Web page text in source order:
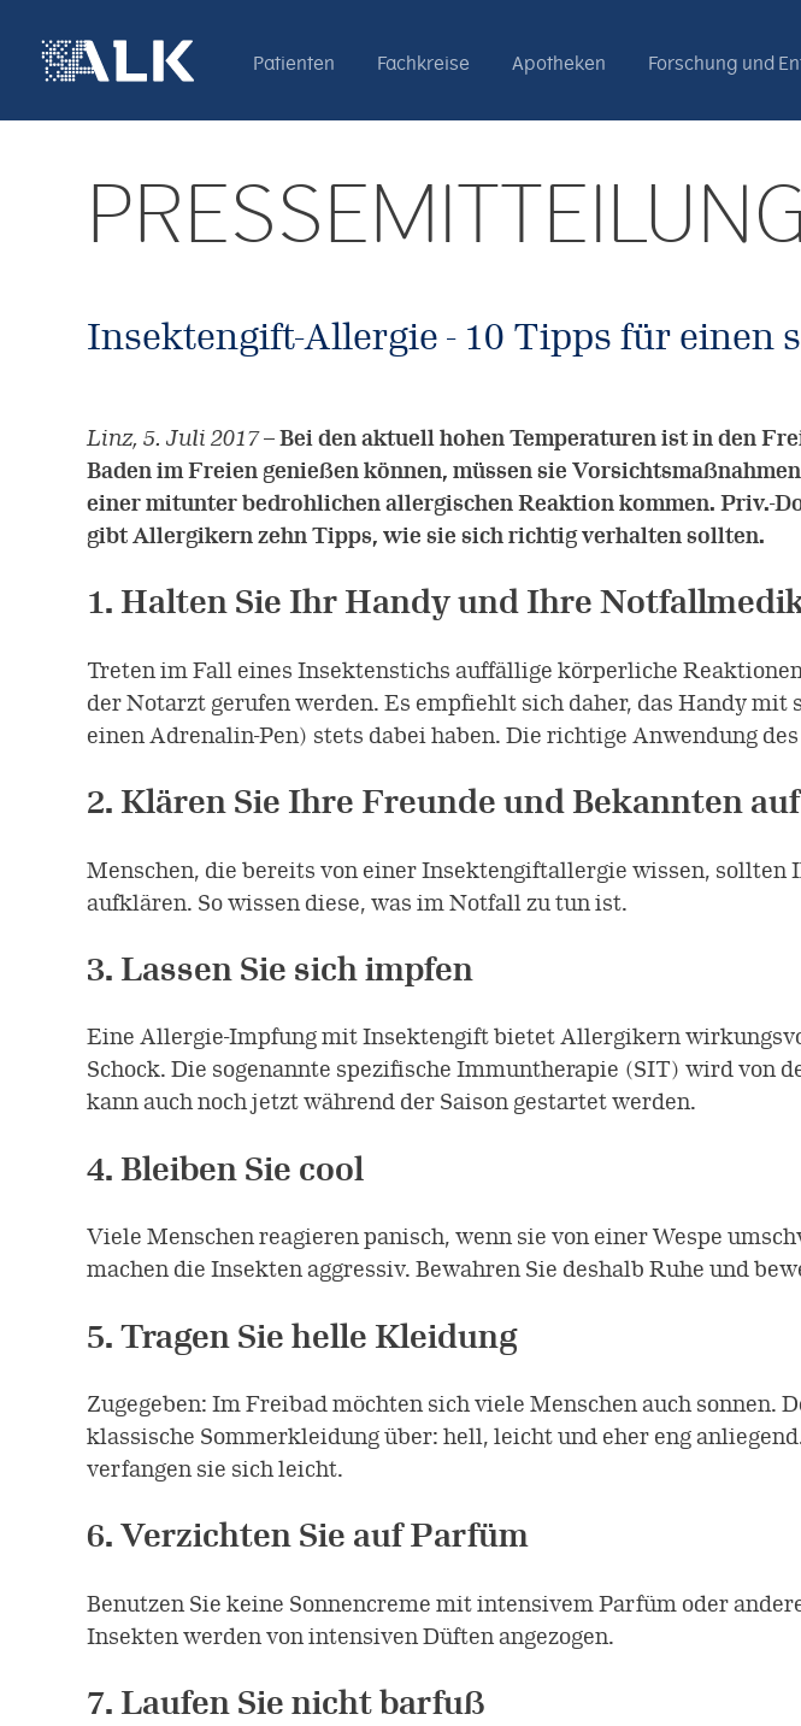
Patienten Fachkreise Apotheken Forschung und
PRESSEMITTEILUNG
Insektengift-Allergie - 10 Tipps für einen
Linz, 5. Juli 2017–Bei den aktuell hohen Temperaturen ist in den
Baden im Freien genießen können, müssen sie
einer mitunter bedrohlichen allergischen Reaktion kommen. Priv.-
gibt Allergikern zehn Tipps, wie sie sich richtig verhalten sollten.
1. Halten Sie Ihr Handy und Ihre
Treten im Fall eines Insektenstichs auffällige körperliche
der Notarzt gerufen werden. Es empfiehlt sich daher, das Handy
einen Adrenalin-Pen) stets dabei haben. Die richtige Anwendung
2. Klären Sie Ihre Freunde und Bekannten auf
Menschen, die bereits von einer Insektengiftallergie wissen,
aufklären. So wissen diese, was im Notfall zu tun ist.
3. Lassen Sie sich impfen
Eine Allergie-Impfung mit Insektengift bietet Allergikern
Schock. Die sogenannte spezifische Immuntherapie (SIT) wird
kann auch noch jetzt während der Saison gestartet werden.
4. Bleiben Sie cool
Viele Menschen reagieren panisch, wenn sie von einer Wespe
machen die Insekten aggressiv. Bewahren Sie deshalb Ruhe und
5. Tragen Sie helle Kleidung
Zugegeben: Im Freibad möchten sich viele Menschen auch
klassische Sommerkleidung über: hell, leicht und eher eng
verfangen sie sich leicht.
6. Verzichten Sie auf Parfüm
Benutzen Sie keine Sonnencreme mit intensivem Parfüm oder
Insekten werden von intensiven Düften angezogen.
7. Laufen Sie nicht barfuß